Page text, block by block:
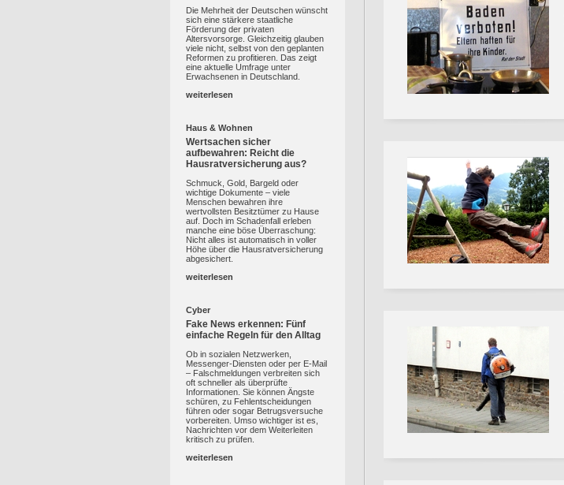
Die Mehrheit der Deutschen wünscht
sich eine stärkere staatliche
Förderung der privaten
Altersvorsorge. Gleichzeitig glauben
viele nicht, selbst von den geplanten
Reformen zu profitieren. Das zeigt
eine aktuelle Umfrage unter
Erwachsenen in Deutschland.
weiterlesen
Haus & Wohnen
Wertsachen sicher
aufbewahren: Reicht die
Hausratversicherung aus?
Schmuck, Gold, Bargeld oder
wichtige Dokumente – viele
Menschen bewahren ihre
wertvollsten Besitztümer zu Hause
auf. Doch im Schadenfall erleben
manche eine böse Überraschung:
Nicht alles ist automatisch in voller
Höhe über die Hausratversicherung
abgesichert.
weiterlesen
Cyber
Fake News erkennen: Fünf
einfache Regeln für den Alltag
Ob in sozialen Netzwerken,
Messenger-Diensten oder per E-Mail
– Falschmeldungen verbreiten sich
oft schneller als überprüfte
Informationen. Sie können Ängste
schüren, zu Fehlentscheidungen
führen oder sogar Betrugsversuche
vorbereiten. Umso wichtiger ist es,
Nachrichten vor dem Weiterleiten
kritisch zu prüfen.
weiterlesen